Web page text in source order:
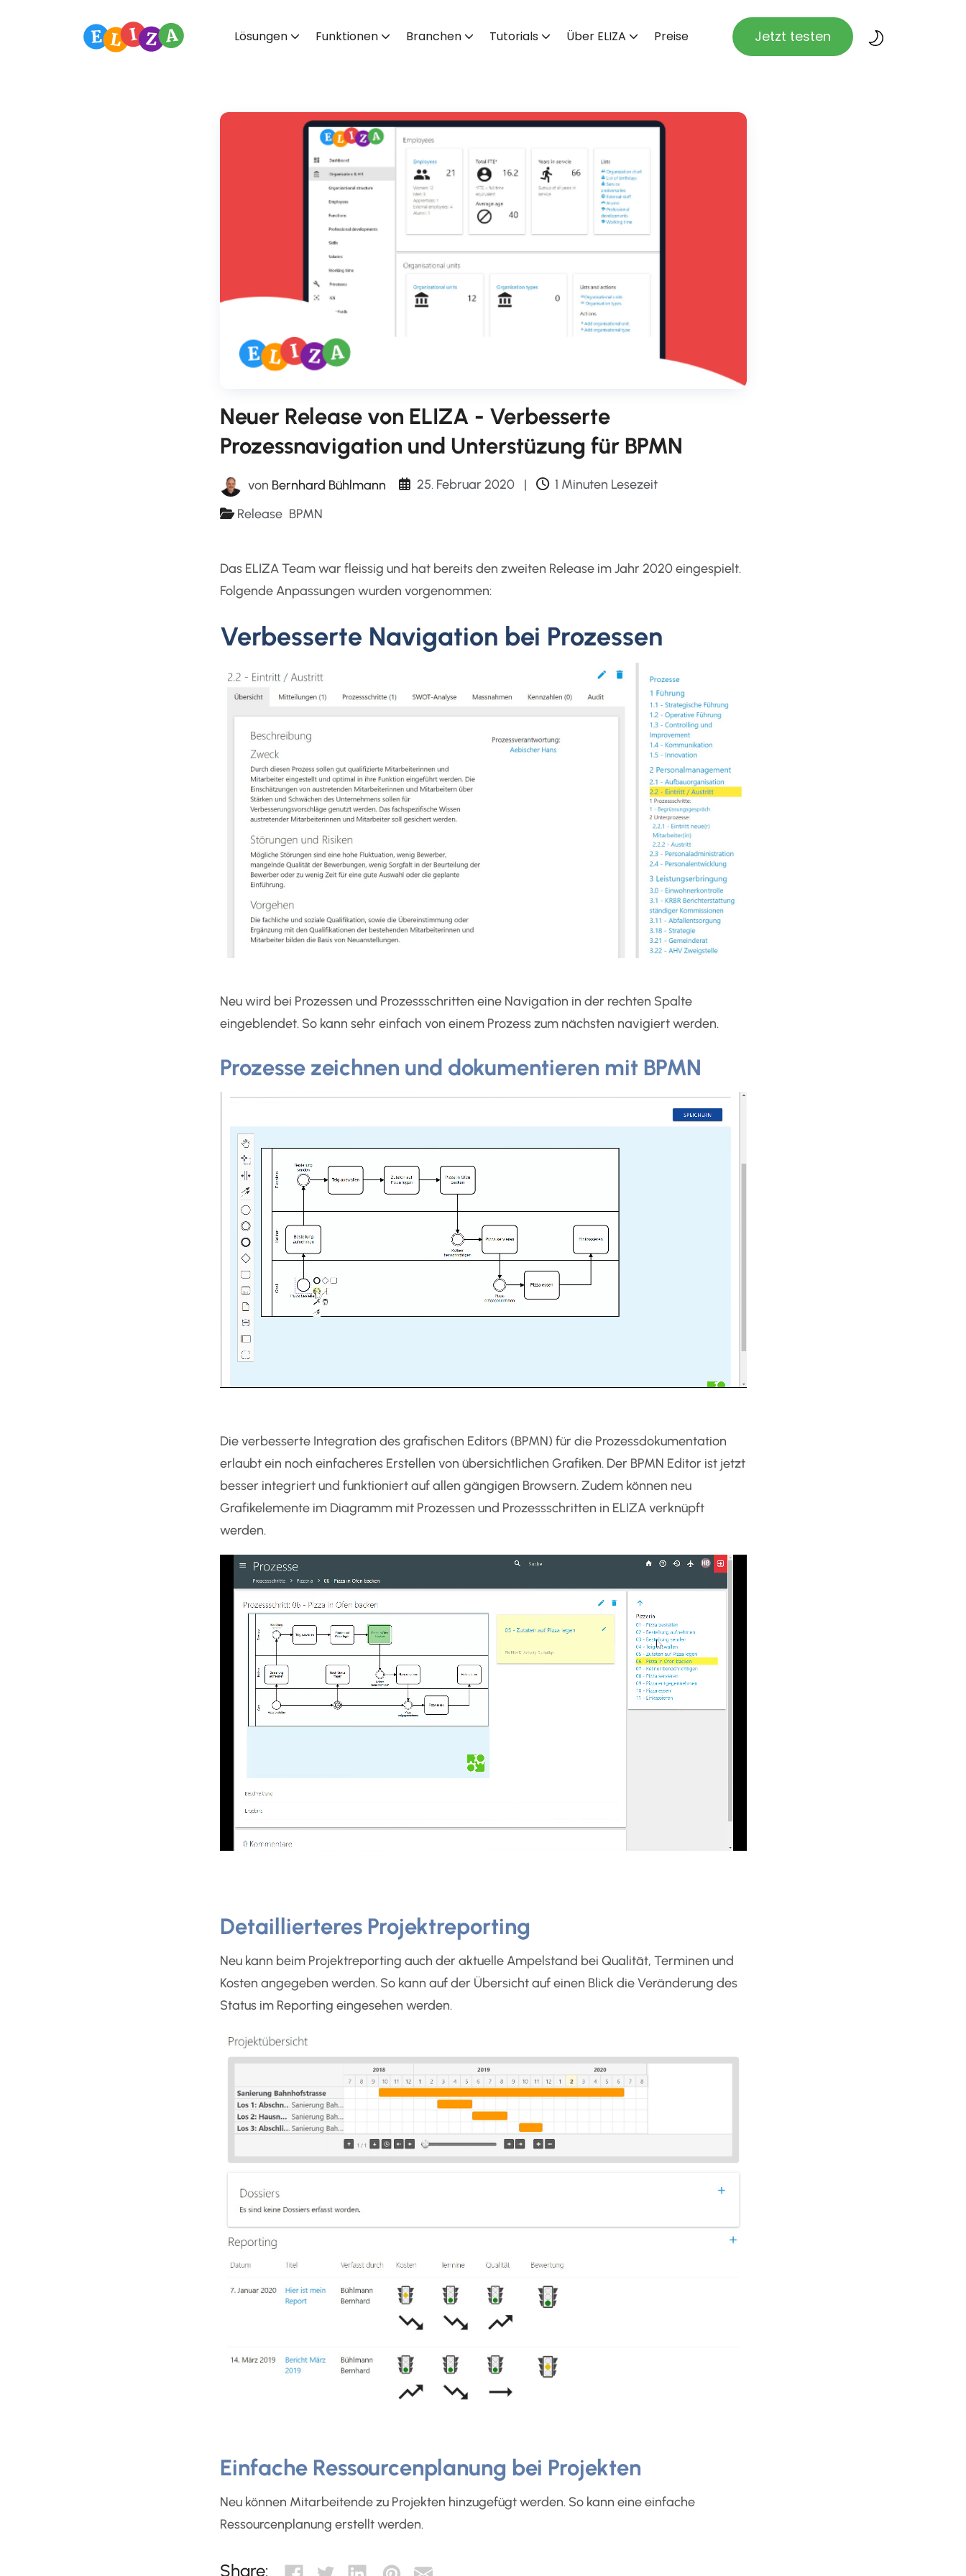
Lösungen Funktionen Branchen Tutorials Über ELIZA Preise Jetzt testen
Neuer Release von ELIZA - Verbesserte
Prozessnavigation und Unterstüzung für BPMN
von Bernhard Bühlmann 25. Februar 2020 |
1 Minuten Lesezeit
Release BPMN
Das ELIZA Team war fleissig und hat bereits den zweiten Release im Jahr 2020 eingespielt.
Folgende Anpassungen wurden vorgenommen:
Verbesserte Navigation bei Prozessen
Neu wird bei Prozessen und Prozessschritten eine Navigation in der rechten Spalte
eingeblendet. So kann sehr einfach von einem Prozess zum nächsten navigiert werden.
Prozesse zeichnen und dokumentieren mit BPMN
Die verbesserte Integration des grafischen Editors (BPMN) für die Prozessdokumentation
erlaubt ein noch einfacheres Erstellen von übersichtlichen Grafiken. Der BPMN Editor ist jetzt
besser integriert und funktioniert auf allen gängigen Browsern. Zudem können neu
Grafikelemente im Diagramm mit Prozessen und Prozessschritten in ELIZA verknüpft
werden.
Detaillierteres Projektreporting
Neu kann beim Projektreporting auch der aktuelle Ampelstand bei Qualität, Terminen und
Kosten angegeben werden. So kann auf der Übersicht auf einen Blick die Veränderung des
Status im Reporting eingesehen werden.
Einfache Ressourcenplanung bei Projekten
Neu können Mitarbeitende zu Projekten hinzugefügt werden. So kann eine einfache
Ressourcenplanung erstellt werden.
Share: